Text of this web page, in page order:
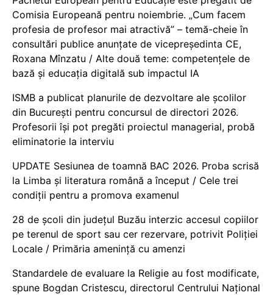
Comisia Europeană pentru noiembrie. „Cum facem
profesia de profesor mai atractivă” – temă-cheie în
consultări publice anunțate de vicepreședinta CE,
Roxana Mînzatu / Alte două teme: competențele de
bază și educația digitală sub impactul IA
ISMB a publicat planurile de dezvoltare ale școlilor
din București pentru concursul de directori 2026.
Profesorii își pot pregăti proiectul managerial, probă
eliminatorie la interviu
UPDATE Sesiunea de toamnă BAC 2026. Proba scrisă
la Limba și literatura română a început / Cele trei
condiții pentru a promova examenul
28 de școli din județul Buzău interzic accesul copiilor
pe terenul de sport sau cer rezervare, potrivit Poliției
Locale / Primăria amenință cu amenzi
Standardele de evaluare la Religie au fost modificate,
spune Bogdan Cristescu, directorul Centrului Național